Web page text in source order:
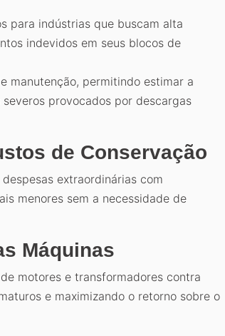
para indústrias que buscam alta
indevidos em seus blocos de
manutenção, permitindo estimar a
provocados por descargas
de Conservação
extraordinárias com
menores sem a necessidade de
Máquinas
motores e transformadores contra
e maximizando o retorno sobre o